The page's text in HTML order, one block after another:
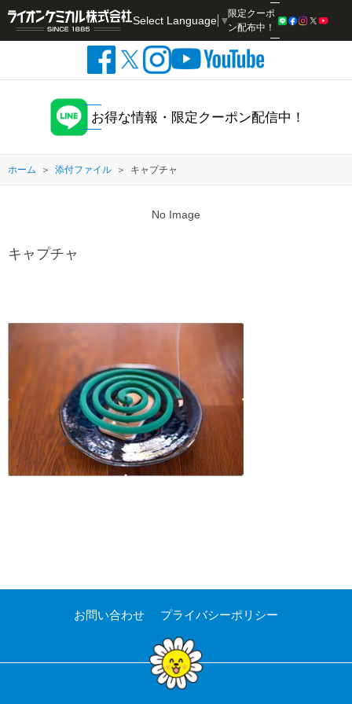
Select Language ▼
限定クーポ
ン配布中！
お得な情報・限定クーポン配信中！
ホーム 添付ファイル キャプチャ
No Image
キャプチャ
お問い合わせ プライバシーポリシー
検索